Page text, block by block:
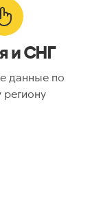
и СНГ
данные по
региону